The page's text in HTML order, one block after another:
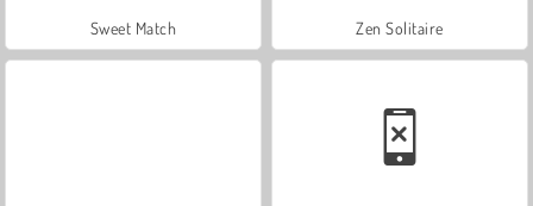
Sweet Match Zen Solitaire